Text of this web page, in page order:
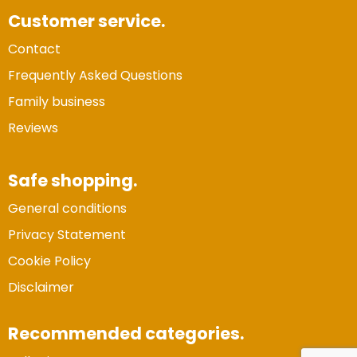
Customer service.
Contact
Frequently Asked Questions
Family business
Reviews
Safe shopping.
General conditions
Privacy Statement
Cookie Policy
Disclaimer
Recommended categories.